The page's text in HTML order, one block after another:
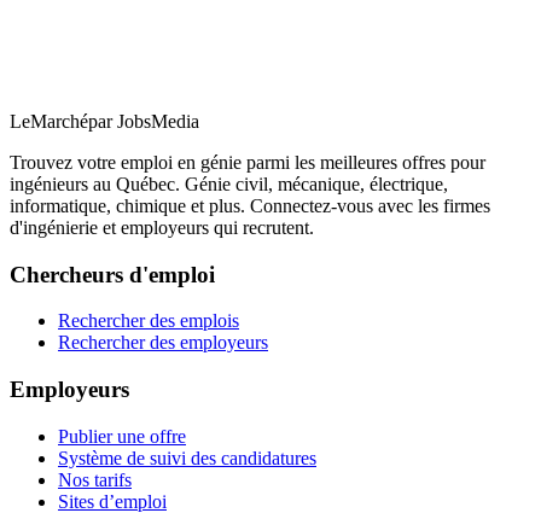
LeMarchépar JobsMedia
Trouvez votre emploi en génie parmi les meilleures offres pour
ingénieurs au Québec. Génie civil, mécanique, électrique,
informatique, chimique et plus. Connectez-vous avec les firmes
d'ingénierie et employeurs qui recrutent.
Chercheurs d'emploi
Rechercher des emplois
Rechercher des employeurs
Employeurs
Publier une offre
Système de suivi des candidatures
Nos tarifs
Sites d’emploi